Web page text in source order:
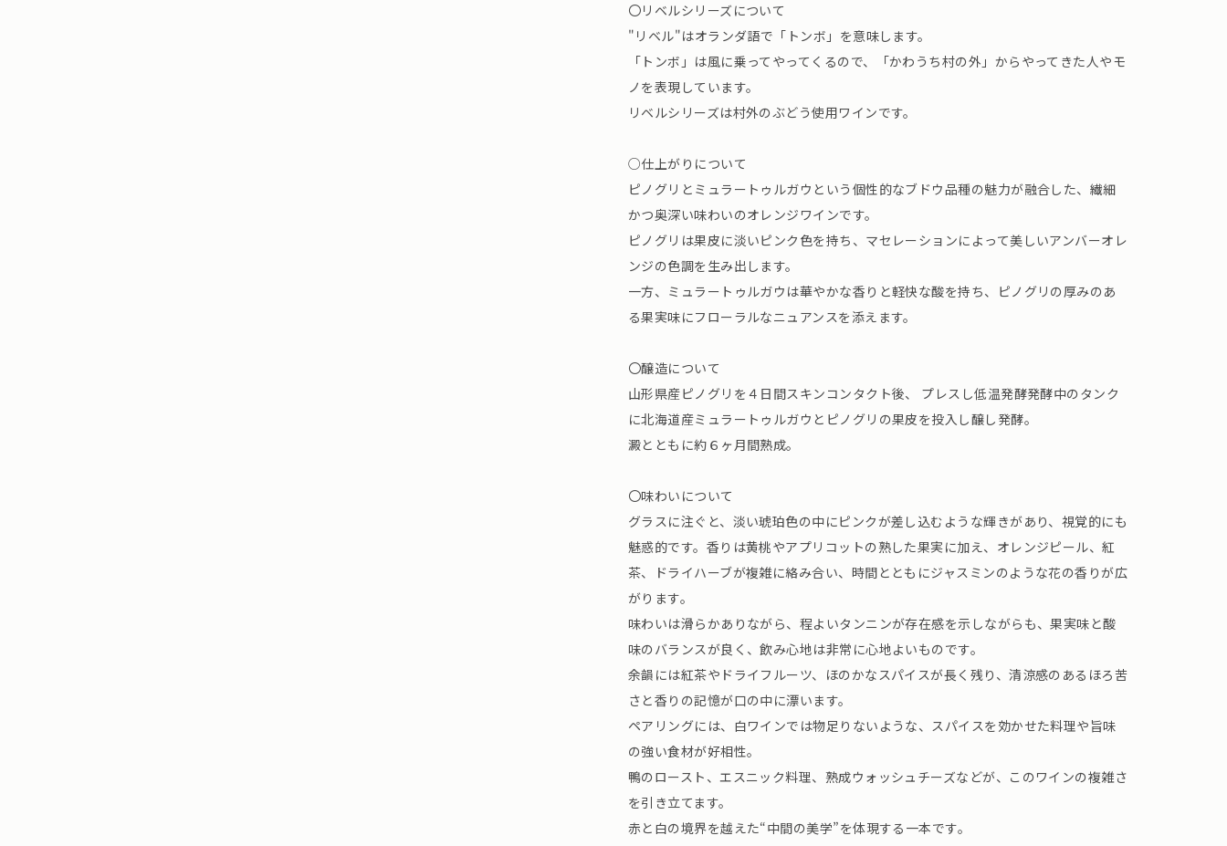
〇リベルシリーズについて
"リベル"はオランダ語で「トンボ」を意味します。
「トンボ」は風に乗ってやってくるので、「かわうち村の外」からやってきた人やモ
ノを表現しています。
リベルシリーズは村外のぶどう使用ワインです。
○仕上がりについて
ピノグリとミュラートゥルガウという個性的なブドウ品種の魅力が融合した、繊細
かつ奥深い味わいのオレンジワインです。
ピノグリは果皮に淡いピンク色を持ち、マセレーションによって美しいアンバーオレ
ンジの色調を生み出します。
一方、ミュラートゥルガウは華やかな香りと軽快な酸を持ち、ピノグリの厚みのあ
る果実味にフローラルなニュアンスを添えます。
〇醸造について
山形県産ピノグリを４日間スキンコンタクト後、 プレスし低温発酵発酵中のタンク
に北海道産ミュラートゥルガウとピノグリの果皮を投入し醸し発酵。
澱とともに約６ヶ月間熟成。
〇味わいについて
グラスに注ぐと、淡い琥珀色の中にピンクが差し込むような輝きがあり、視覚的にも
魅惑的です。香りは黄桃やアプリコットの熟した果実に加え、オレンジピール、紅
茶、ドライハーブが複雑に絡み合い、時間とともにジャスミンのような花の香りが広
がります。
味わいは滑らかありながら、程よいタンニンが存在感を示しながらも、果実味と酸
味のバランスが良く、飲み心地は非常に心地よいものです。
余韻には紅茶やドライフルーツ、ほのかなスパイスが長く残り、清涼感のあるほろ苦
さと香りの記憶が口の中に漂います。
ペアリングには、白ワインでは物足りないような、スパイスを効かせた料理や旨味
の強い食材が好相性。
鴨のロースト、エスニック料理、熟成ウォッシュチーズなどが、このワインの複雑さ
を引き立てます。
赤と白の境界を越えた“中間の美学”を体現する一本です。